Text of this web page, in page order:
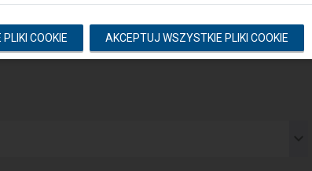
COOKIE AKCEPTUJ WSZYSTKIE PLIKI COOKIE